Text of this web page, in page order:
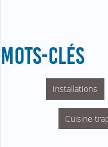
MOTS-CLÉS
Installations
Cuisine